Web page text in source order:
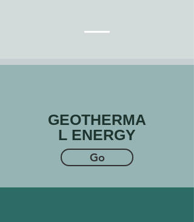
GEOTHERMA
L ENERGY
Go